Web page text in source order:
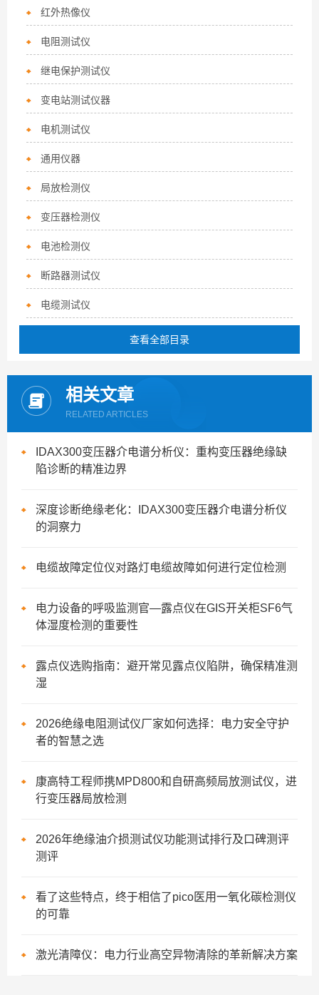
红外热像仪
电阻测试仪
继电保护测试仪
变电站测试仪器
电机测试仪
通用仪器
局放检测仪
变压器检测仪
电池检测仪
断路器测试仪
电缆测试仪
查看全部目录
相关文章
RELATED ARTICLES
IDAX300变压器介电谱分析仪：重构变压器绝缘缺
陷诊断的精准边界
深度诊断绝缘老化：IDAX300变压器介电谱分析仪
的洞察力
电缆故障定位仪对路灯电缆故障如何进行定位检测
电力设备的呼吸监测官—露点仪在GIS开关柜SF6气
体湿度检测的重要性
露点仪选购指南：避开常见露点仪陷阱，确保精准测
湿
2026绝缘电阻测试仪厂家如何选择：电力安全守护
者的智慧之选
康高特工程师携MPD800和自研高频局放测试仪，进
行变压器局放检测
2026年绝缘油介损测试仪功能测试排行及口碑测评
测评
看了这些特点，终于相信了pico医用一氧化碳检测仪
的可靠
激光清障仪：电力行业高空异物清除的革新解决方案